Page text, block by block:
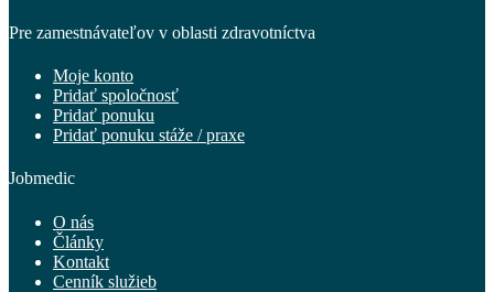
Pre zamestnávateľov v oblasti zdravotníctva
Moje konto
Pridať spoločnosť
Pridať ponuku
Pridať ponuku stáže / praxe
Jobmedic
O nás
Články
Kontakt
Cenník služieb